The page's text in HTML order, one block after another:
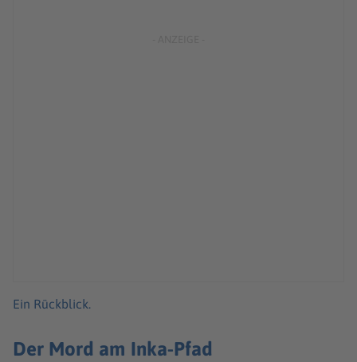
Ein Rückblick.
Der Mord am Inka-Pfad